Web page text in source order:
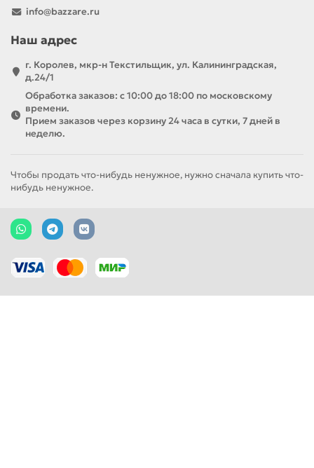
info@bazzare.ru
Наш адрес
г. Королев, мкр-н Текстильщик, ул. Калининградская,
д.24/1
Обработка заказов: с 10:00 до 18:00 по московскому
времени.
Прием заказов через корзину 24 часа в сутки, 7 дней в
неделю.
Чтобы продать что-нибудь ненужное, нужно сначала купить что-
нибудь ненужное.